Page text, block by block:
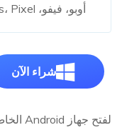
أوبو، فيفو، OnePlus، Pixel والمزيد
شراء الآن
لفتح جهاز Android الخاص بك بسهولة، اتبع هذه الخطوات: